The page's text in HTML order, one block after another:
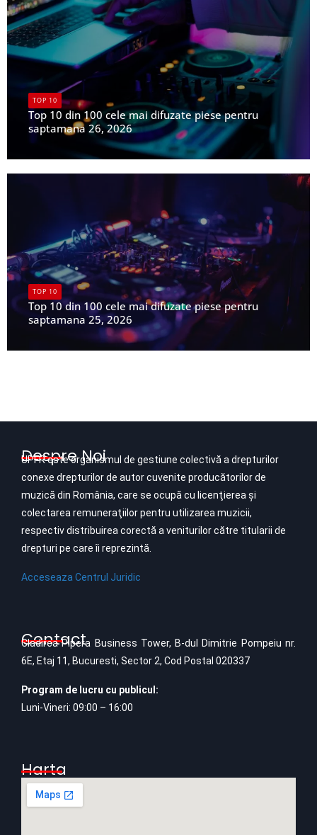
TOP 10
Top 10 din 100 cele mai difuzate piese pentru
saptamana 26, 2026
TOP 10
Top 10 din 100 cele mai difuzate piese pentru
saptamana 25, 2026
Despre Noi
UPFR este organismul de gestiune colectivă a drepturilor
conexe drepturilor de autor cuvenite producătorilor de
muzică din România, care se ocupă cu licenţierea şi
colectarea remuneraţiilor pentru utilizarea muzicii,
respectiv distribuirea corectă a veniturilor către titularii de
drepturi pe care îi reprezintă.
Acceseaza Centrul Juridic
Contact
Cladirea Pipera Business Tower, B-dul Dimitrie Pompeiu nr.
6E, Etaj 11, Bucuresti, Sector 2, Cod Postal 020337
Program de lucru cu publicul:
Luni-Vineri: 09:00 – 16:00
Harta